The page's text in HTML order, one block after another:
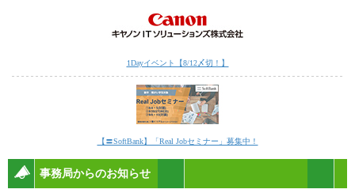
1Dayイベント【8/12〆切！】
【〓SoftBank】「Real Jobセミナー」募集中！
事務局からのお知らせ